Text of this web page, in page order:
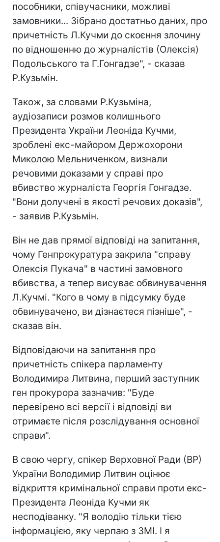
пособники, співучасники, можливі
замовники... Зібрано достатньо даних, про
причетність Л.Кучми до скоєння злочину
по відношенню до журналістів (Олексія)
Подольського та Г.Гонгадзе", - сказав
Р.Кузьмін.
Також, за словами Р.Кузьміна,
аудіозаписи розмов колишнього
Президента України Леоніда Кучми,
зроблені екс-майором Держохорони
Миколою Мельниченком, визнали
речовими доказами у справі про
вбивство журналіста Георгія Гонгадзе.
"Вони долучені в якості речових доказів",
- заявив Р.Кузьмін.
Він не дав прямої відповіді на запитання,
чому Генпрокуратура закрила "справу
Олексія Пукача" в частині замовного
вбивства, а тепер висуває обвинувачення
Л.Кучмі. "Кого в чому в підсумку буде
обвинувачено, ви дізнаєтеся пізніше", -
сказав він.
Відповідаючи на запитання про
причетність спікера парламенту
Володимира Литвина, перший заступник
ген прокурора зазначив: "Буде
перевірено всі версії і відповіді ви
отримаєте після розслідування основної
справи".
В свою чергу, спікер Верховної Ради (ВР)
України Володимир Литвин оцінює
відкриття кримінальної справи проти екс-
Президента Леоніда Кучми як
несподіванку. "Я володію тільки тією
інформацією, яку черпаю з ЗМІ. І я